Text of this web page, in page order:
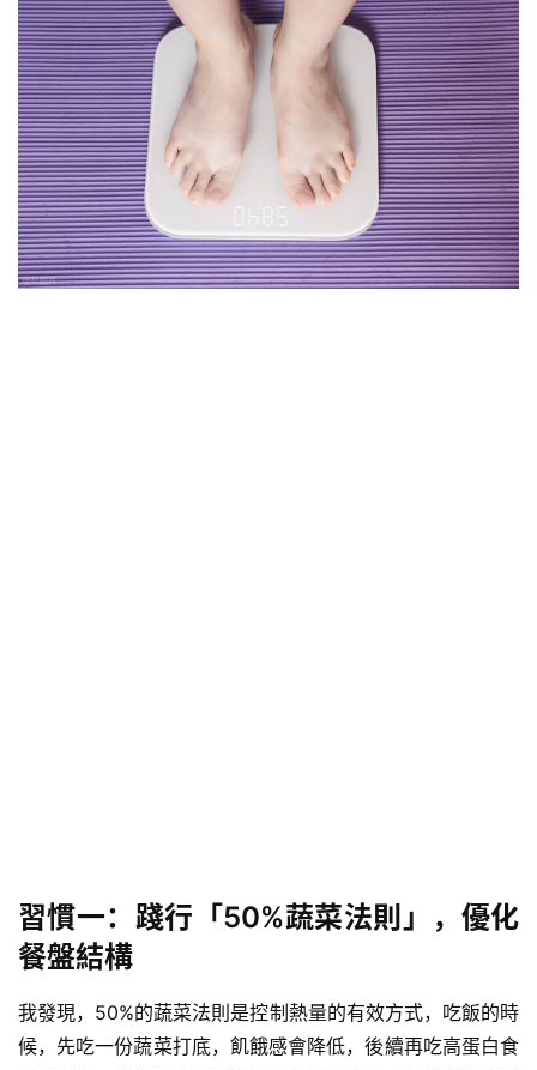
習慣一：踐行「50%蔬菜法則」，優化
餐盤結構
我發現，50%的蔬菜法則是控制熱量的有效方式，吃飯的時
候，先吃一份蔬菜打底，飢餓感會降低，後續再吃高蛋白食